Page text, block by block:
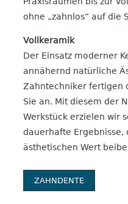
ZAHNDENTE
ohne „zahnlos“ auf die
Vollkeramik
Der Einsatz moderner
annähernd natürliche
Zahntechniker fertigen
Sie an. Mit diesem der
Werkstück erzielen wir
dauerhafte Ergebnisse,
ästhetischen Wert